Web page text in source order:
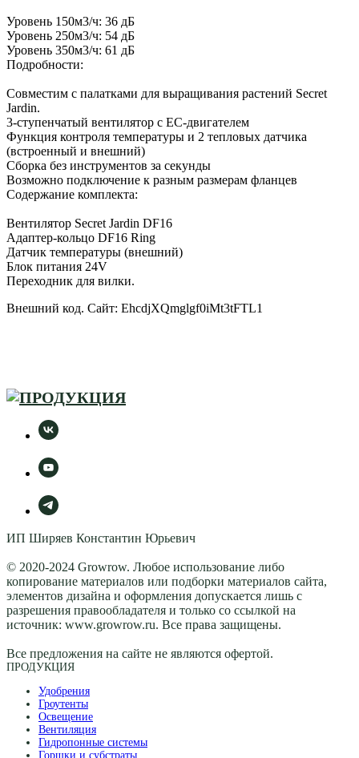
Уровень 150м3/ч: 36 дБ
Уровень 250м3/ч: 54 дБ
Уровень 350м3/ч: 61 дБ
Подробности:
Совместим с палатками для выращивания растений Secret
Jardin.
3-ступенчатый вентилятор с ЕС-двигателем
Функция контроля температуры и 2 тепловых датчика
(встроенный и внешний)
Сборка без инструментов за секунды
Возможно подключение к разным размерам фланцев
Содержание комплекта:
Вентилятор Secret Jardin DF16
Адаптер-кольцо DF16 Ring
Датчик температуры (внешний)
Блок питания 24V
Переходник для вилки.
Внешний код. Сайт: EhcdjXQmglgf0iMt3tFTL1
ИП Ширяев Константин Юрьевич
© 2020-2024 Growrow. Любое использование либо
копирование материалов или подборки материалов сайта,
элементов дизайна и оформления допускается лишь с
разрешения правообладателя и только со ссылкой на
источник: www.growrow.ru. Все права защищены.
Все предложения на сайте не являются офертой.
ПРОДУКЦИЯ
Удобрения
Гроутенты
Освещение
Вентиляция
Гидропонные системы
Горшки и субстраты